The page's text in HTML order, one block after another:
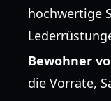
hochwertige
Bewohner
die Vorräte,